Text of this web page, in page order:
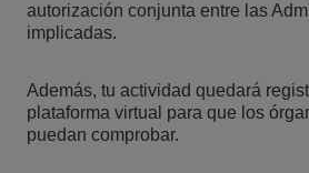
autorización conjunta entre las
implicadas.
Además, tu actividad quedará
plataforma virtual para que los
puedan comprobar.